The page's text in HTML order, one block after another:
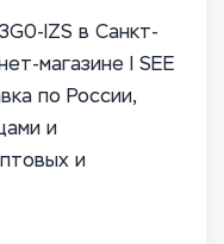
IZS в Санкт-
магазине I SEE
по России,
и
и